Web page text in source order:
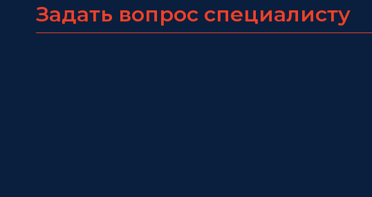
Задать вопрос специалисту